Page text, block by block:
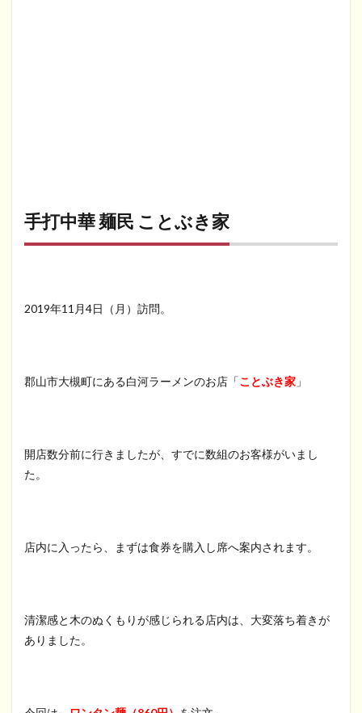
手打中華 麺民 ことぶき家
2019年11月4日（月）訪問。
郡山市大槻町にある白河ラーメンのお店「ことぶき家 」
開店数分前に行きましたが、すでに数組のお客様がいまし
た。
店内に入ったら、まずは食券を購入し席へ案内されます。
清潔感と木のぬくもりが感じられる店内は、大変落ち着きが
ありました。